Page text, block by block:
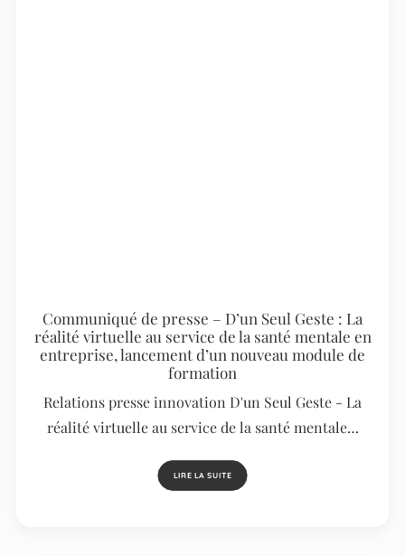
Communiqué de presse – D’un Seul Geste : La
réalité virtuelle au service de la santé mentale en
entreprise, lancement d’un nouveau module de
formation
Relations presse innovation D'un Seul Geste - La
réalité virtuelle au service de la santé mentale…
LIRE LA SUITE